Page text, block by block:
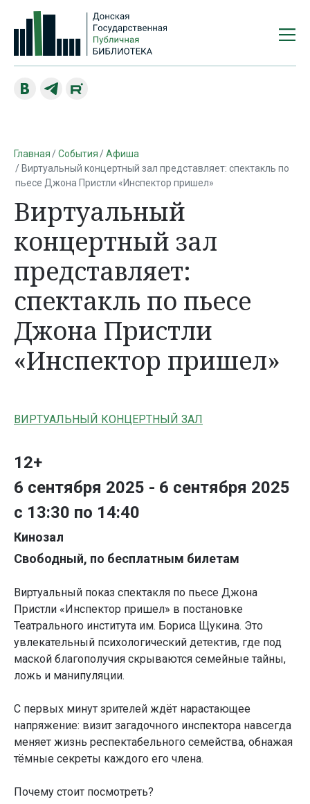
Главная События
Афиша
Виртуальный концертный зал представляет: спектакль по
пьесе Джона Пристли «Инспектор пришел»
Виртуальный
концертный зал
представляет:
спектакль по пьесе
Джона Пристли
«Инспектор пришел»
ВИРТУАЛЬНЫЙ КОНЦЕРТНЫЙ ЗАЛ
12+
6 сентября 2025 - 6 сентября 2025
с 13:30 по 14:40
Кинозал
Свободный, по бесплатным билетам
Виртуальный показ спектакля по пьесе Джона
Пристли «Инспектор пришел» в постановке
Театрального института им. Бориса Щукина. Это
увлекательный психологический детектив, где под
маской благополучия скрываются семейные тайны,
ложь и манипуляции.
С первых минут зрителей ждёт нарастающее
напряжение: визит загадочного инспектора навсегда
меняет жизнь респектабельного семейства, обнажая
тёмные секреты каждого его члена.
Почему стоит посмотреть?